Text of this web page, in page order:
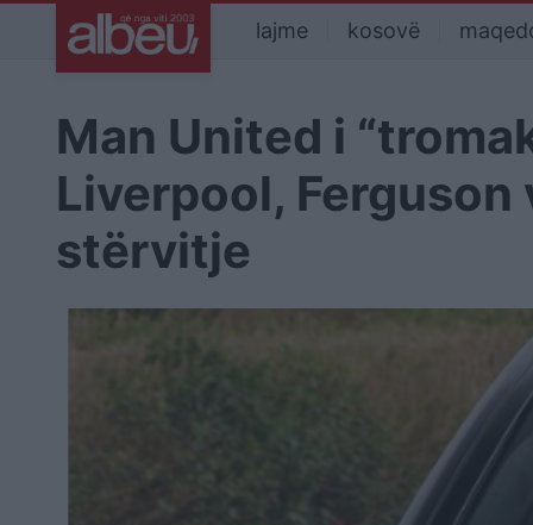
lajme kosovë
Man United i
Liverpool, Ferguson
stërvitje